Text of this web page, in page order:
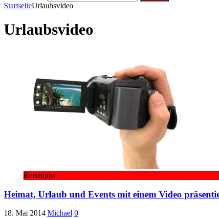
StartseiteUrlaubsvideo
Urlaubsvideo
Reisetipps
Heimat, Urlaub und Events mit einem Video
18. Mai 2014 Michael 0